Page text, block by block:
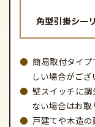
簡易取付タイ
しい場合がござ
壁スイッチに
ない場合はお取
戸建てや木造